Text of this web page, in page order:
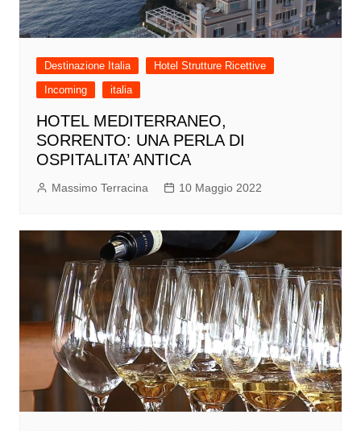
Destinazione Italia
Hotel Strutture Ricettive
Incoming
italia
HOTEL MEDITERRANEO,
SORRENTO: UNA PERLA DI
OSPITALITA’ ANTICA
Massimo Terracina 10 Maggio 2022